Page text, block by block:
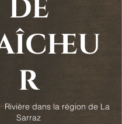
de
r
Rivière dans la région de La
Sarraz